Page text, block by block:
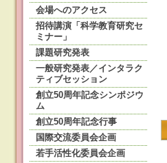
会場へのアクセス
招待講演「科学教育研究セ
ミナー」
課題研究発表
一般研究発表／インタラク
ティブセッション
創立50周年記念シンポジウ
ム
創立50周年記念行事
国際交流委員会企画
若手活性化委員会企画